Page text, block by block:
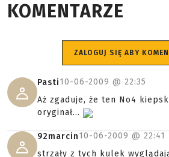
KOMENTARZE
ZALOGUJ SIĘ ABY
Pasti10-06-2009 @ 22:35
Aż zgaduje, że ten No4
oryginał...
92marcin10-06-2009 @ 22:41
strzały z tych kulek